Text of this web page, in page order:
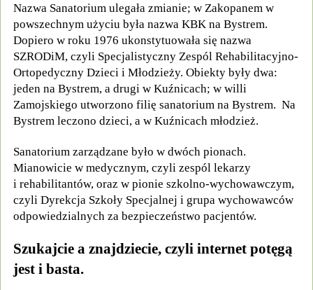
Nazwa Sanatorium ulegała zmianie; w Zakopanem w
powszechnym użyciu była nazwa KBK na Bystrem.
Dopiero w roku 1976 ukonstytuowała się nazwa
SZRODiM, czyli Specjalistyczny Zespól Rehabilitacyjno-
Ortopedyczny Dzieci i Młodzieży. Obiekty były dwa:
jeden na Bystrem, a drugi w Kuźnicach; w willi
Zamojskiego utworzono filię sanatorium na Bystrem. Na
Bystrem leczono dzieci, a w Kuźnicach młodzież.
Sanatorium zarządzane było w dwóch pionach.
Mianowicie w medycznym, czyli zespól lekarzy
i rehabilitantów, oraz w pionie szkolno-wychowawczym,
czyli Dyrekcja Szkoły Specjalnej i grupa wychowawców
odpowiedzialnych za bezpieczeństwo pacjentów.
Szukajcie a znajdziecie, czyli internet potęgą
jest i basta.